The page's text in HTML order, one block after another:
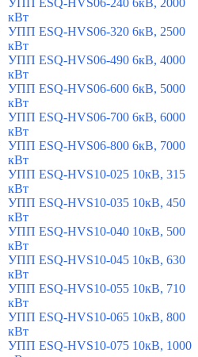
УПП ESQ-HVS06-240 6кВ, 2000
кВт
УПП ESQ-HVS06-320 6кВ, 2500
кВт
УПП ESQ-HVS06-490 6кВ, 4000
кВт
УПП ESQ-HVS06-600 6кВ, 5000
кВт
УПП ESQ-HVS06-700 6кВ, 6000
кВт
УПП ESQ-HVS06-800 6кВ, 7000
кВт
УПП ESQ-HVS10-025 10кВ, 315
кВт
УПП ESQ-HVS10-035 10кВ, 450
кВт
УПП ESQ-HVS10-040 10кВ, 500
кВт
УПП ESQ-HVS10-045 10кВ, 630
кВт
УПП ESQ-HVS10-055 10кВ, 710
кВт
УПП ESQ-HVS10-065 10кВ, 800
кВт
УПП ESQ-HVS10-075 10кВ, 1000